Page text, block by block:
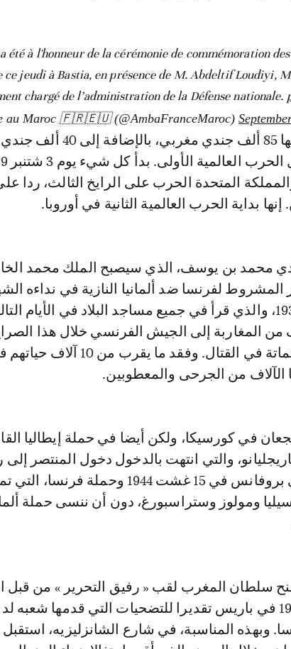
été à l'honneur de la cérémonie de commémoration
ce jeudi à Bastia, en présence de M. Abdeltif Loudiyi,
chargé de l’administration de la Défense nationale.
وهي ملحمة شارك فيها 85 ألف جندي مغربي،
المتحدة الحرب على الرايخ الثالث، ردا
بداية الحرب العالمية الثانية في أوروبا.
محمد بن يوسف، الذي سيصبح الملك محمد
لفرنسا ضد ألمانيا النازية في نداءه
الصادر في 3 شتنبر 1939، والذي قرأ في جميع مساجد البلاد في الأيام
من المغاربة إلى الجيش الفرنسي خلال هذا
عنهم الشجاعة والاستماتة في القتال. وفقد ما
الآلاف من الجرحى والمعطوبين.
في كورسيكا، ولكن أيضا في حملة إيطاليا
والتي انتهت بالدخول دخول المنتصر إلى
1944، وفي الإنزال في بروفانس في 15 غشت 1944 وحملة
ومولوز وستراسبورغ، دون أن ننسى حملة
سلطان المغرب لقب « رفيق التحرير » من قبل
ديغول في 18 يونيو 1945 في باريس تقديرا للتضحيات التي قدمها شعبه
وبهذه المناسبة، في شارع الشانزليزيه، استقبل